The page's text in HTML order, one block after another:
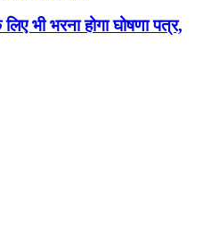
भी भरना होगा घोषणा पत्र,